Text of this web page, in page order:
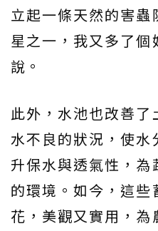
立起一條天然的害
星之一，我又多了
說。
此外，水池也改善
水不良的狀況，使水
升保水與透氣性，
的環境。如今，這
花，美觀又實用，